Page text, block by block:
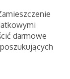
darmowe